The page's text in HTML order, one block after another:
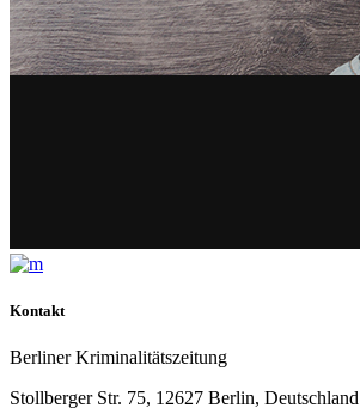
Kontakt
Berliner Kriminalitätszeitung
Stollberger Str. 75, 12627 Berlin, Deutschland